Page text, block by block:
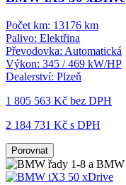
Počet km: 13176 km
Palivo: Elektřina
Převodovka: Automatická
Výkon: 345 / 469 kW/HP
Dealerství: Plzeň
1 805 563 Kč bez DPH
2 184 731 Kč s DPH
Porovnat